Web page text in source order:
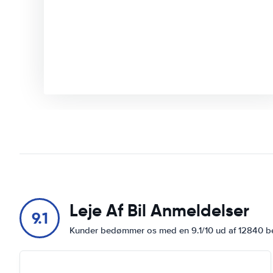
9.1 Leje Af Bil Anmeldelser
Kunder bedømmer os med en 9.1/10 ud af 12840